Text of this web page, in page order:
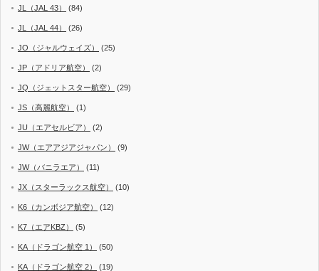
JL（JAL 43） (84)
JL（JAL 44） (26)
JO（ジャルウェイズ） (25)
JP（アドリア航空） (2)
JQ（ジェットスター航空） (29)
JS（高麗航空） (1)
JU（エアセルビア） (2)
JW（エアアジアジャパン） (9)
JW（バニラエア） (11)
JX（スターラックス航空） (10)
K6（カンボジア航空） (12)
K7（エアKBZ） (5)
KA（ドラゴン航空 1） (50)
KA（ドラゴン航空 2） (19)